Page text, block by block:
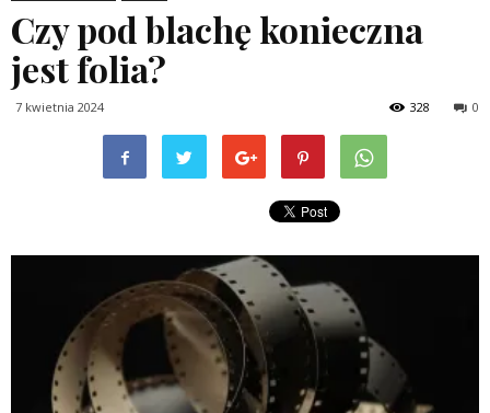
Czy pod blachę konieczna
jest folia?
7 kwietnia 2024 0
328